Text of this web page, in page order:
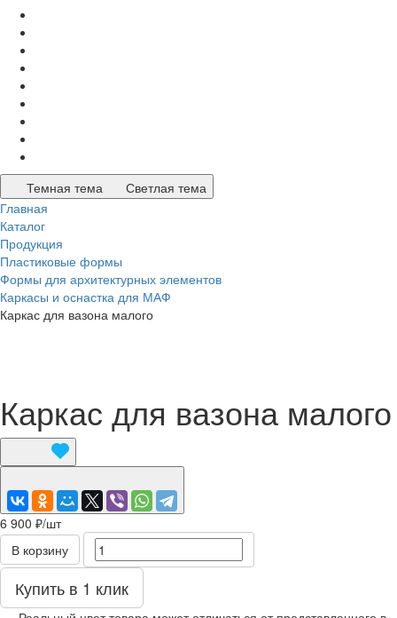
Темная тема
Светлая тема
Главная
Каталог
Продукция
Пластиковые формы
Формы для архитектурных элементов
Каркасы и оснастка для МАФ
Каркас для вазона малого
Каркас для вазона малого
6 900 ₽/шт
В корзину
Купить в 1 клик